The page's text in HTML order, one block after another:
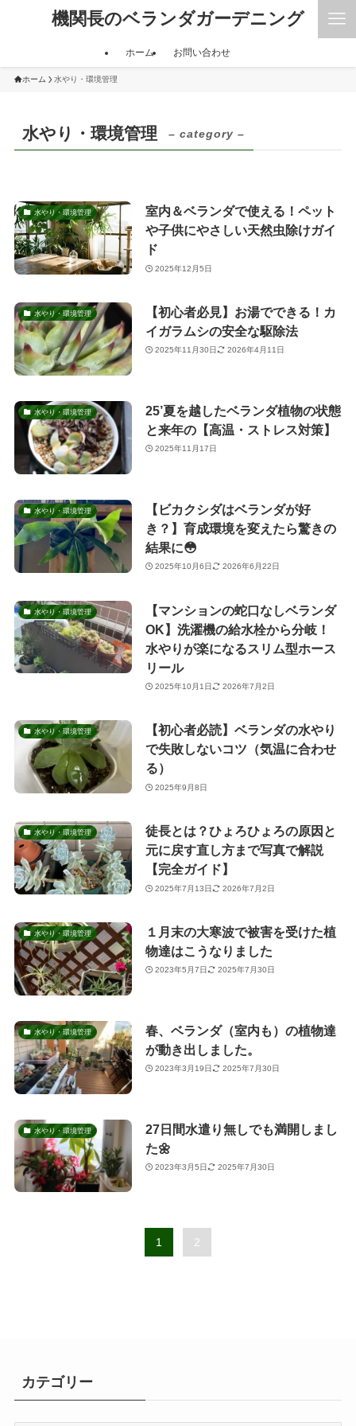
機関長のベランダガーデニング
ホーム お問い合わせ
ホーム 水やり・環境管理
水やり・環境管理 – category –
水やり・環境管理
室内＆ベランダで使える！ペット
や子供にやさしい天然虫除けガイ
ド
2025年12月5日
水やり・環境管理
【初心者必見】お湯でできる！カ
イガラムシの安全な駆除法
2025年11月30日 2026年4月11日
水やり・環境管理
25’夏を越したベランダ植物の状態
と来年の【高温・ストレス対策】
2025年11月17日
水やり・環境管理
【ビカクシダはベランダが好
き？】育成環境を変えたら驚きの
結果に😳
2025年10月6日 2026年6月22日
水やり・環境管理
【マンションの蛇口なしベランダ
OK】洗濯機の給水栓から分岐！
水やりが楽になるスリム型ホース
リール
2025年10月1日 2026年7月2日
水やり・環境管理
【初心者必読】ベランダの水やり
で失敗しないコツ（気温に合わせ
る）
2025年9月8日
水やり・環境管理
徒長とは？ひょろひょろの原因と
元に戻す直し方まで写真で解説
【完全ガイド】
2025年7月13日 2026年7月2日
水やり・環境管理
１月末の大寒波で被害を受けた植
物達はこうなりました
2023年5月7日 2025年7月30日
水やり・環境管理
春、ベランダ（室内も）の植物達
が動き出しました。
2023年3月19日 2025年7月30日
水やり・環境管理
27日間水遣り無しでも満開しまし
た🌼
2023年3月5日 2025年7月30日
1 2
カテゴリー